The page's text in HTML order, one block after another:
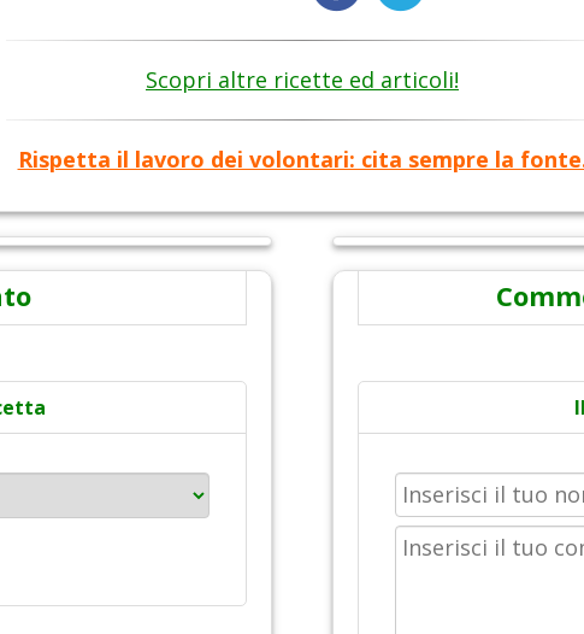
Scopri altre ricette ed articoli!
Rispetta il lavoro dei volontari: cita sempre la